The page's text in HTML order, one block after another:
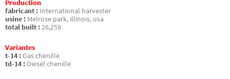
Production
fabricant : International harvester
usine : Melrose park, illinois, usa
total built :26,259
Variantes
t-14 :Gas chenille
td-14 : Diesel chenille